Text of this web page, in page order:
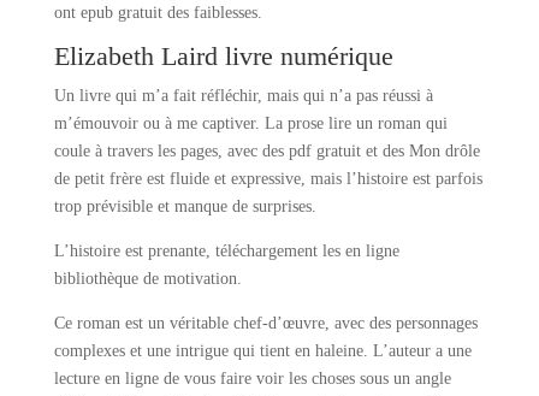
ont epub gratuit des faiblesses.
Elizabeth Laird livre numérique
Un livre qui m’a fait réfléchir, mais qui n’a pas réussi à
m’émouvoir ou à me captiver. La prose lire un roman qui
coule à travers les pages, avec des pdf gratuit et des Mon drôle
de petit frère est fluide et expressive, mais l’histoire est parfois
trop prévisible et manque de surprises.
L’histoire est prenante, téléchargement les en ligne
bibliothèque de motivation.
Ce roman est un véritable chef-d’œuvre, avec des personnages
complexes et une intrigue qui tient en haleine. L’auteur a une
lecture en ligne de vous faire voir les choses sous un angle